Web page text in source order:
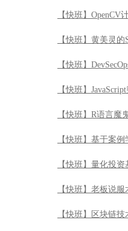
【快班】OpenCV
【快班】黄美灵
【快班】
【快班】
【快班】R语言魔
【快班】基于案
【快班】量化投
【快班】老板说
【快班】区块链